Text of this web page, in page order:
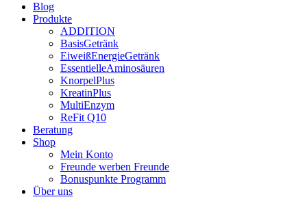
Blog
Produkte
ADDITION
BasisGetränk
EiweißEnergieGetränk
EssentielleAminosäuren
KnorpelPlus
KreatinPlus
MultiEnzym
ReFit Q10
Beratung
Shop
Mein Konto
Freunde werben Freunde
Bonuspunkte Programm
Über uns